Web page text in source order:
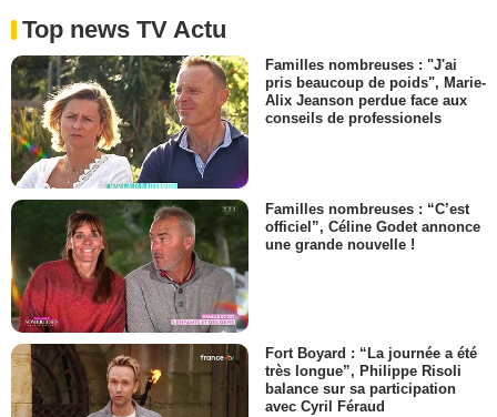
Top news TV Actu
Familles nombreuses : "J'ai
pris beaucoup de poids", Marie-
Alix Jeanson perdue face aux
conseils de professionels
Familles nombreuses : “C’est
officiel”, Céline Godet annonce
une grande nouvelle !
Fort Boyard : “La journée a été
très longue”, Philippe Risoli
balance sur sa participation
avec Cyril Féraud